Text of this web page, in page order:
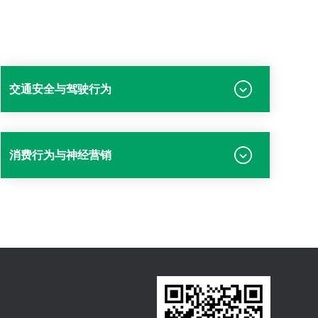
交通安全与驾驶行为
消费行为与神经营销